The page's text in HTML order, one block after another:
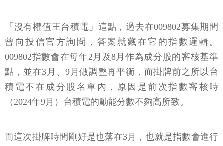
「沒有權值王台積電」這點，過去在009802募集期間
曾向投信官方詢問，答案就藏在它的指數邏輯。
009802指數會在每年2月及8月作為成分股的審核基準
點，並在3月、9月做調整再平衡，而掛牌前之所以台
積電不在成分股名單內，原因是前次指數審核時
（2024年9月）台積電的動能分數不夠高所致。
而這次掛牌時間剛好是也落在3月，也就是指數會進行